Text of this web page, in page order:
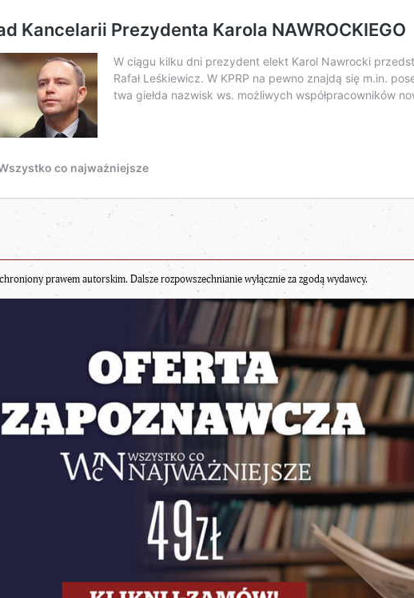
prawem autorskim. Dalsze rozpowszechnianie wyłącznie za zgodą wydawcy.